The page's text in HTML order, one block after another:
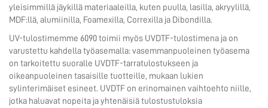
yleisimmillä jäykillä materiaaleilla, kuten puulla, lasilla, akryylillä,
MDF:llä, alumiinilla, Foamexilla, Correxilla ja Dibondilla.
UV-tulostimemme 6090 toimii myös UVDTF-tulostimena ja on
varustettu kahdella työasemalla: vasemmanpuoleinen työasema
on tarkoitettu suoralle UVDTF-tarratulostukseen ja
oikeanpuoleinen tasaisille tuotteille, mukaan lukien
sylinterimäiset esineet. UVDTF on erinomainen vaihtoehto niille,
jotka haluavat nopeita ja yhtenäisiä tulostustuloksia